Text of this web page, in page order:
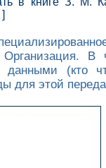
В
данными (кто
для этой